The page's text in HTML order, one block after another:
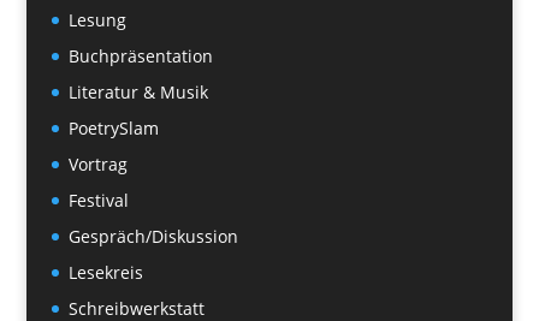
Lesung
Buchpräsentation
Literatur & Musik
PoetrySlam
Vortrag
Festival
Gespräch/Diskussion
Lesekreis
Schreibwerkstatt